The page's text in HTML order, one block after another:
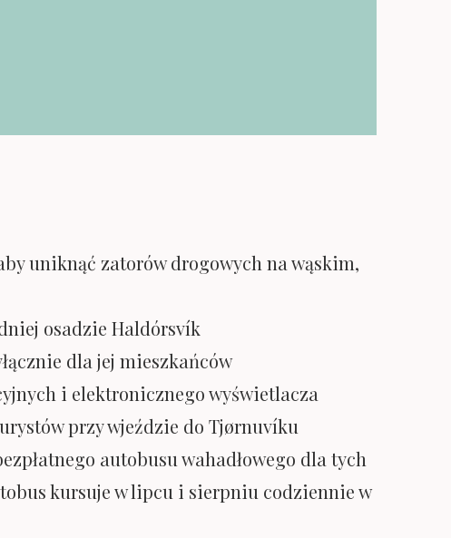
uniknąć zatorów drogowych na wąskim,
osadzie Haldórsvík
dla jej mieszkańców
i elektronicznego wyświetlacza
przy wjeździe do Tjørnuvíku
autobusu wahadłowego dla tych
kursuje w lipcu i sierpniu codziennie w